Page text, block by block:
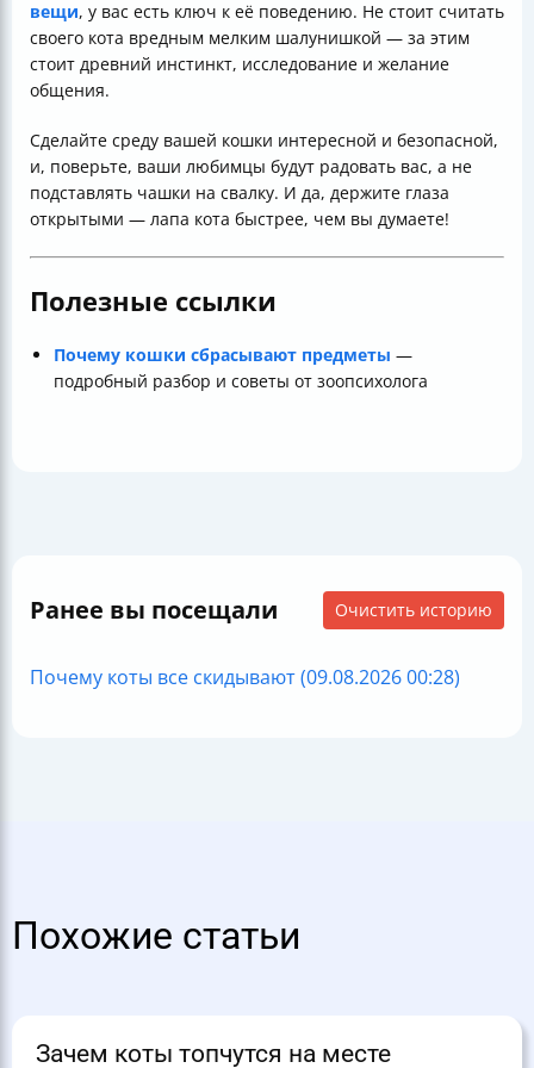
вещи, у вас есть ключ к её поведению. Не стоит считать
своего кота вредным мелким шалунишкой — за этим
стоит древний инстинкт, исследование и желание
общения.
Сделайте среду вашей кошки интересной и безопасной,
и, поверьте, ваши любимцы будут радовать вас, а не
подставлять чашки на свалку. И да, держите глаза
открытыми — лапа кота быстрее, чем вы думаете!
Полезные ссылки
Почему кошки сбрасывают предметы —
подробный разбор и советы от зоопсихолога
Ранее вы посещали Очистить историю
Почему коты все скидывают (09.08.2026 00:28)
Похожие статьи
Зачем коты топчутся на месте